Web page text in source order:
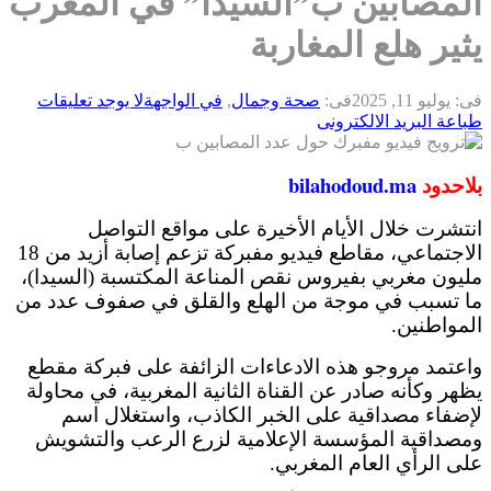
يثير هلع المغاربة
فى: يوليو 11, 2025 فى: صحة وجمال, في الواجهةلا يوجد تعليقات
طباعة البريد الالكترونى
بلاحدود
انتشرت خلال الأيام الأخيرة على مواقع التواصل
الاجتماعي، مقاطع فيديو مفبركة تزعم إصابة أزيد من 18
مليون مغربي بفيروس نقص المناعة المكتسبة (السيدا)،
ما تسبب في موجة من الهلع والقلق في صفوف عدد من
المواطنين.
واعتمد مروجو هذه الادعاءات الزائفة على فبركة مقطع
يظهر وكأنه صادر عن القناة الثانية المغربية، في محاولة
لإضفاء مصداقية على الخبر الكاذب، واستغلال اسم
ومصداقية المؤسسة الإعلامية لزرع الرعب والتشويش
على الرأي العام المغربي.